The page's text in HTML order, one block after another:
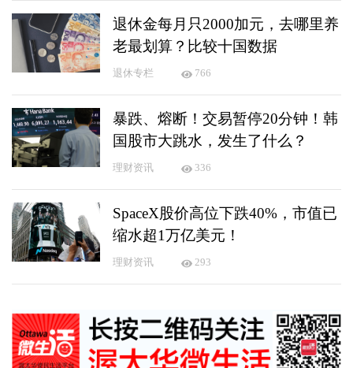
退休金每月只2000加元，去哪里养
老最划算？比较十国数据
退休专栏 766
暴跌、熔断！交易暂停20分钟！韩
国股市大跳水，发生了什么？
理财资讯 336
SpaceX股价高位下跌40%，市值已
缩水超1万亿美元！
理财资讯 293